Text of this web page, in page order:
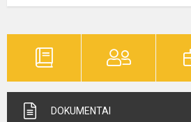
DOKUMENTAI